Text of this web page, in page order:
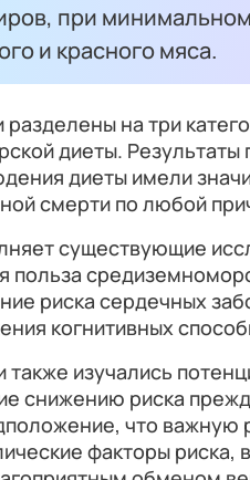
при
и красного мяса.
разделены на три
диеты.
диеты имели
смерти по любой
существующие
польза
риска сердечных
когнитивных
также изучались
снижению риска
что
факторы риска,